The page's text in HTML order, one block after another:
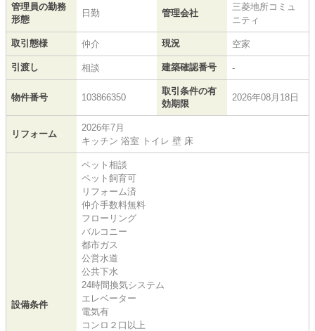
管理員の勤務
形態
日勤 管理会社
三菱地所コミュ
ニティ
取引態様 仲介 現況 空家
引渡し 相談 建築確認番号 -
物件番号 103866350
取引条件の有
効期限
2026年08月18日
リフォーム
2026年7月
キッチン 浴室 トイレ 壁 床
設備条件
ペット相談
ペット飼育可
リフォーム済
仲介手数料無料
フローリング
バルコニー
都市ガス
公営水道
公共下水
24時間換気システム
エレベーター
電気有
コンロ２口以上